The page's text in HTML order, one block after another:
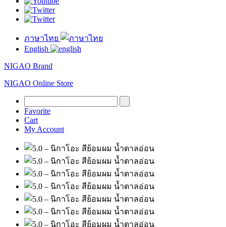
ภาษาไทย
English
NIGAO Brand
NIGAO Online Store
Favorite
Cart
My Account